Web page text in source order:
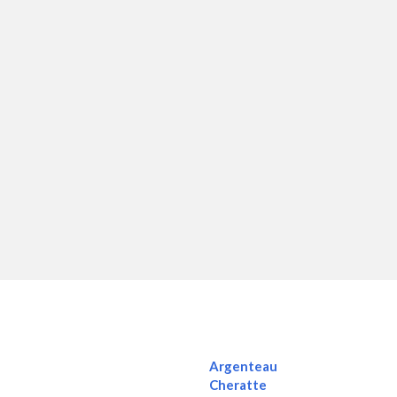
Argenteau
Cheratte